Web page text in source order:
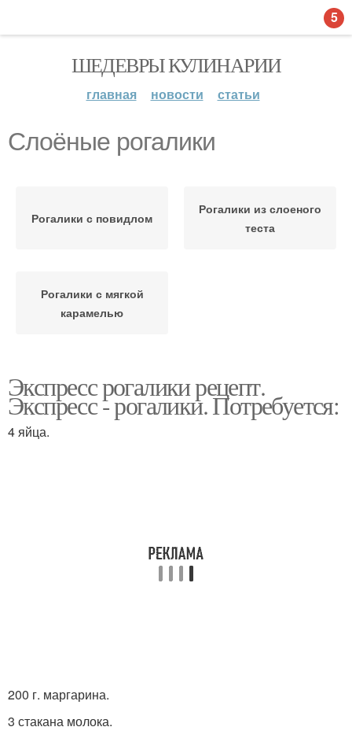
ШЕДЕВРЫ КУЛИНАРИИ
главная новости статьи
Слоёные рогалики
Рогалики с повидлом
Рогалики из слоеного
теста
Рогалики с мягкой
карамелью
Экспресс рогалики рецепт.
Экспресс - рогалики. Потребуется:
4 яйца.
200 г. маргарина.
3 стакана молока.
5